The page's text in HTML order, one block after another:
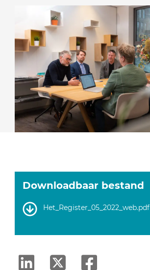
Downloadbaar bestand
Het_Register_05_2022_web.pdf